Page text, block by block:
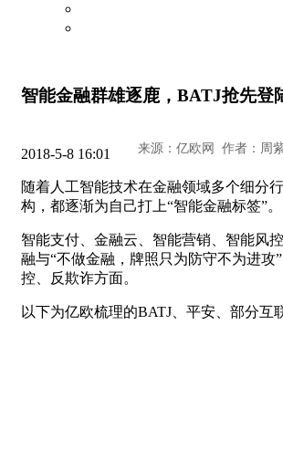
智能金融群雄逐鹿，BATJ抢先登
2018-5-8 16:01
随着人工智能技术在金融领域多个细分
构，都逐渐为自己打上“智能金融标签”。
智能支付、金融云、智能营销、智能风
融与“不做金融，牌照只为防守不为进
控、反欺诈方面。
以下为亿欧梳理的BATJ、平安、部分互